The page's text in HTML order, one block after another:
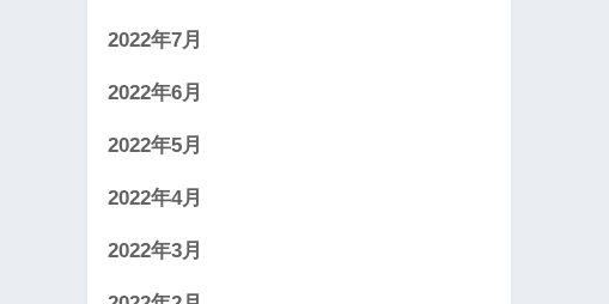
2022年7月
2022年6月
2022年5月
2022年4月
2022年3月